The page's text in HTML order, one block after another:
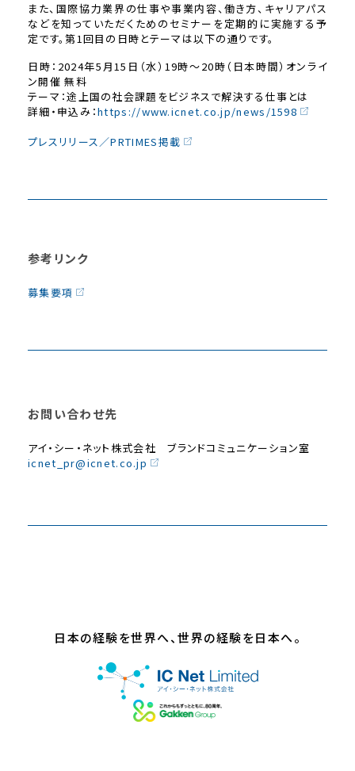
また、国際協力業界の仕事や事業内容、働き方、キャリアパス
などを知っていただくためのセミナーを定期的に実施する予
定です。第1回目の日時とテーマは以下の通りです。
日時：2024年5月15日（水）19時～20時（日本時間）オンライ
ン開催 無料
テーマ：途上国の社会課題をビジネスで解決する仕事とは
詳細・申込み：https://www.icnet.co.jp/news/1598
プレスリリース／PRTIMES掲載
参考リンク
募集要項
お問い合わせ先
アイ・シー・ネット株式会社 ブランドコミュニケーション室
icnet_pr@icnet.co.jp
日本の経験を世界へ、世界の経験を日本へ。